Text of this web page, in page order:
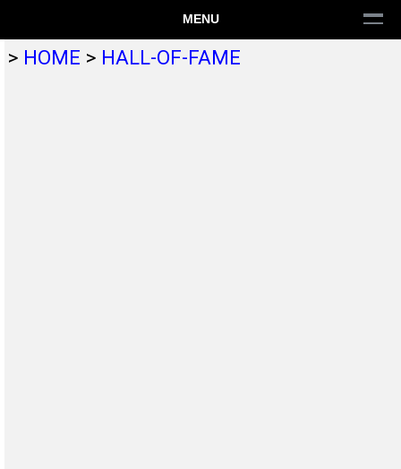
MENU
> HOME > HALL-OF-FAME